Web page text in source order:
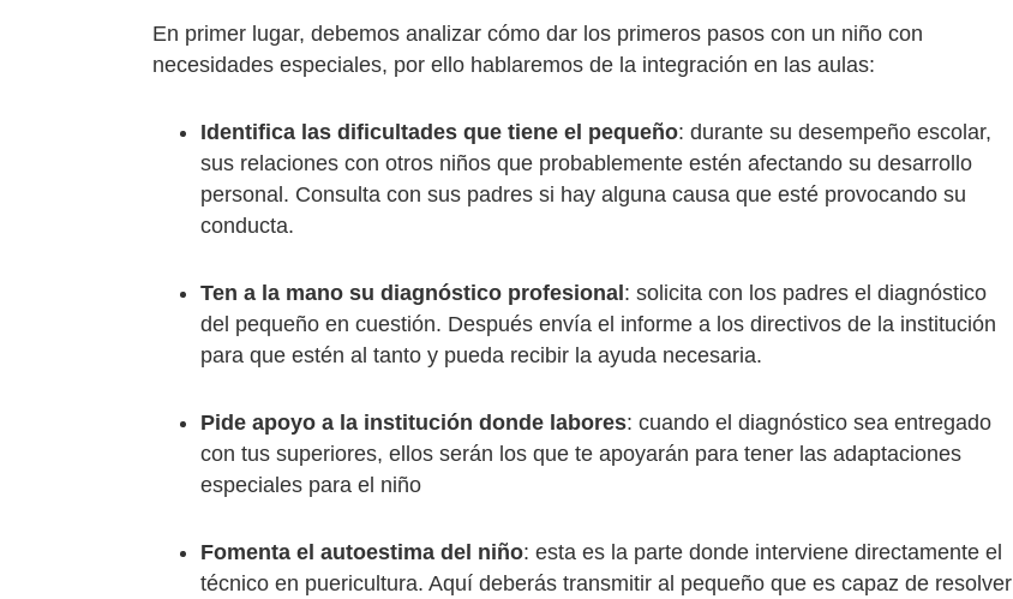
En primer lugar, debemos analizar cómo dar los primeros pasos con un niño con
necesidades especiales, por ello hablaremos de la integración en las aulas:
Identifica las dificultades que tiene el pequeño: durante su desempeño escolar,
sus relaciones con otros niños que probablemente estén afectando su desarrollo
personal. Consulta con sus padres si hay alguna causa que esté provocando su
conducta.
Ten a la mano su diagnóstico profesional : solicita con los padres el diagnóstico
del pequeño en cuestión. Después envía el informe a los directivos de la institución
para que estén al tanto y pueda recibir la ayuda necesaria.
Pide apoyo a la institución donde labores: cuando el diagnóstico sea entregado
con tus superiores, ellos serán los que te apoyarán para tener las adaptaciones
especiales para el niño
Fomenta el autoestima del niño: esta es la parte donde interviene directamente el
técnico en puericultura. Aquí deberás transmitir al pequeño que es capaz de resolver